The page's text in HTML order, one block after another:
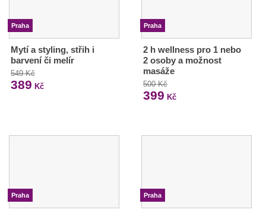
Praha
Mytí a styling, střih i
barvení či melír
549 Kč
389 Kč
Praha
2 h wellness pro 1 nebo
2 osoby a možnost
masáže
500 Kč
399 Kč
Praha Praha